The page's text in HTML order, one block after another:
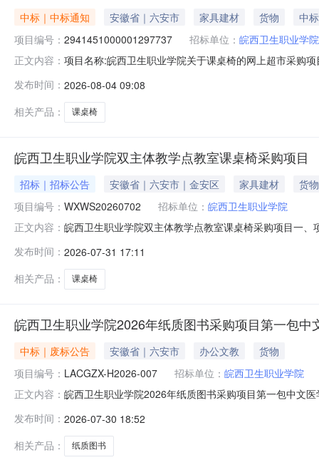
中标｜中标通知 安徽省｜六安市 家具建材 货物
中
项目编号： 2941451000001297737 招标单位： 皖西卫生职业学院
正文内容： 项目名称:皖西卫生职业学院关于课桌椅的网上超市采购
位地址:/三、成交信息交易方式:议价采购成交日期:2026
发布时间： 2026-08-04 09:08
相关产品：
课桌椅
皖西卫生职业学院双主体教学点教室课桌椅采购项目
招标｜招标公告 安徽省｜六安市｜金安区 家具建材
货物
项目编号： WXWS20260702 招标单位： 皖西卫生职业学院
正文内容： 皖西卫生职业学院双主体教学点教室课桌椅采购项目一
安区皋城中路联系方式：叶老师0564-33756532026年7
发布时间： 2026-07-31 17:11
相关产品：
课桌椅
皖西卫生职业学院2026年纸质图书采购项目第一包中
中标｜废标公告 安徽省｜六安市 办公文教
货物
项目编号： LACGZX-H2026-007 招标单位： 皖西卫生职业学院
正文内容： 皖西卫生职业学院2026年纸质图书采购项目第一包中文
有限公司拒绝与采购人签订合同，根据《中华人民共和
出询问，请按以下方式联系
发布时间： 2026-07-30 18:52
相关产品：
纸质图书